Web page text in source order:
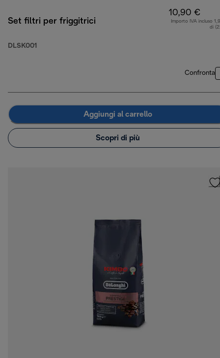
Set filtri per friggitrici
DLSK001
10,90 €
Importo IVA incluso
di
Confronta
Aggiungi al carrello
Scopri di più